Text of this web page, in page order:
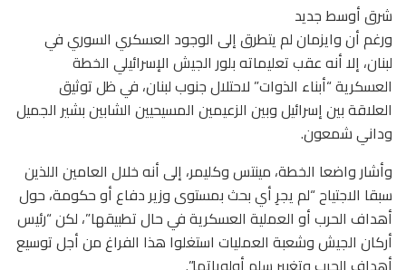
شرق أوسط جديد
ورغم أن وايزمان لم يتطرق إلى الوجود العسكري السوري في
لبنان، إلا أنه عقب تعليماته بلور الجيش الإسرائيلي الخطة
العسكرية “أبناء الذوات” لاحتلال جنوب لبنان، في ظل توثيق
العلاقة بين إسرائيل وبين الزعيمين المسيحيين الشابين بشير الجميل
وداني شمعون.
وأشار واضعا الخطة، مينتس وكليمر، إلى أنه خلال العامين اللذين
سبقا الاجتياح “لم يجرِ أي بحث بمستوى وزير دفاع أو حكومة، حول
أهداف الحرب أو العملية العسكرية في حال تطبيقها”، لكن “رئيس
أركان الجيش وشعبة العمليات استغلوا هذا الفراغ من أجل توسيع